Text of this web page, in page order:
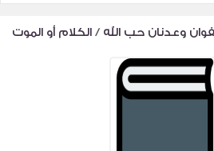
وعدنان حب الله /الكلام أو الموت